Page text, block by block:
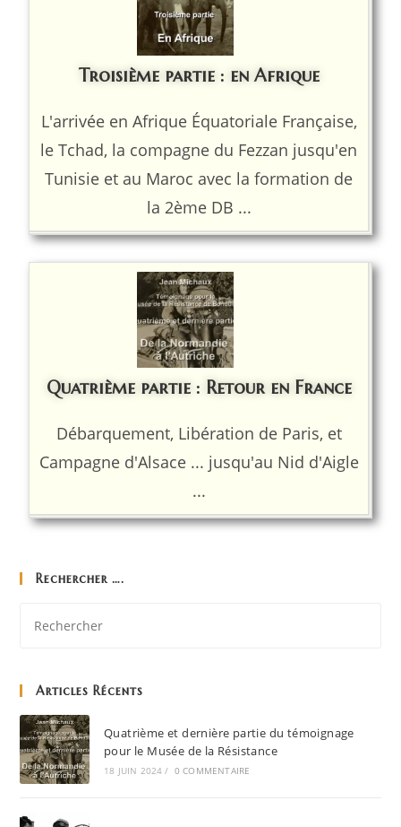
Troisième partie : en Afrique
L'arrivée en Afrique Équatoriale Française,
le Tchad, la compagne du Fezzan jusqu'en
Tunisie et au Maroc avec la formation de
la 2ème DB ...
Quatrième partie : Retour en France
Débarquement, Libération de Paris, et
Campagne d'Alsace ... jusqu'au Nid d'Aigle
...
Rechercher ….
Articles Récents
Quatrième et dernière partie du témoignage
pour le Musée de la Résistance
18 JUIN 2024 / 0 COMMENTAIRE